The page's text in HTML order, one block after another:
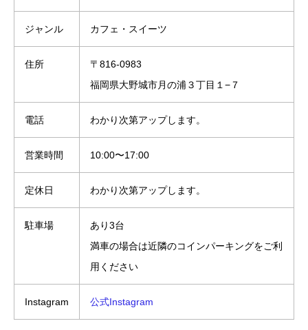
ジャンル カフェ・スイーツ
住所
〒816-0983
福岡県大野城市月の浦３丁目１−７
電話 わかり次第アップします。
営業時間 10:00〜17:00
定休日 わかり次第アップします。
駐車場
あり3台
満車の場合は近隣のコインパーキングをご利
用ください
Instagram 公式Instagram